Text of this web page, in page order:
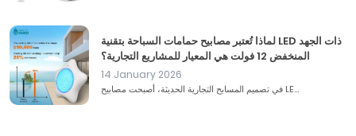
لماذا تُعتبر مصابيح حمامات السباحة بتقنية LED ذات الجهد
المنخفض 12 فولت هي المعيار للمشاريع التجارية؟
14 January 2026
في تصميم المسابح التجارية الحديثة، أصبحت مصابيح LE...